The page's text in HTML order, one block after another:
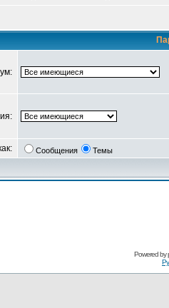
Сообщения Темы
Powered by